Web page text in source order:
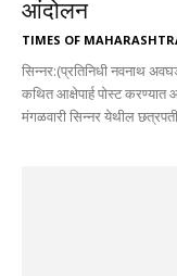
आंदोलन
TIMES OF
सिन्नर:(प्रतिनिधी नवनाथ
कथित आक्षेपार्ह पोस्ट करण्यात
मंगळवारी सिन्नर येथील